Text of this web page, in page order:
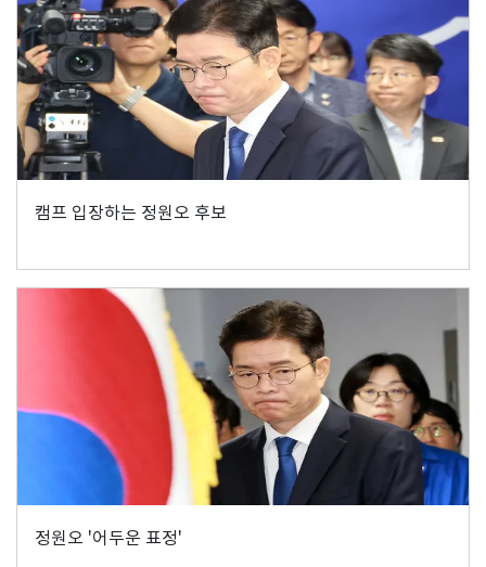
캠프 입장하는 정원오 후보
정원오 '어두운 표정'